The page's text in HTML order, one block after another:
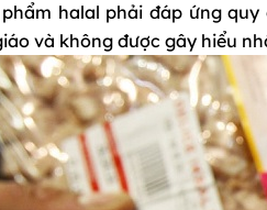
halal phải đáp ứng
và không được gây hiểu